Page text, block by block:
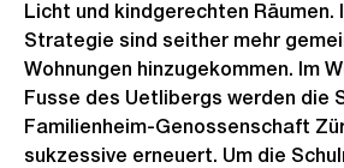
Licht und kindgerechten Räumen.
Strategie sind seither mehr
Wohnungen hinzugekommen. Im
Fusse des Uetlibergs werden die
Familienheim-Genossenschaft
sukzessive erneuert. Um die